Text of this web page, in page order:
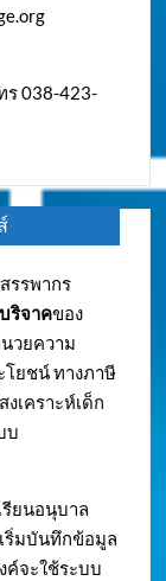
ร 038-423-
รรพากร
บริจาคของ
วยความ
โยชน์ ทางภาษี
เคราะห์เด็ก
บ
รียนอนุบาล
ริ่มบันทึกข้อมูล
ค์จะใช้ระบบ